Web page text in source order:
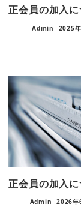
正会員の加入
Admin 2025
正会員の加入
Admin 2026年